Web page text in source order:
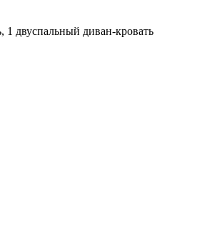
1 двуспальный диван-кровать